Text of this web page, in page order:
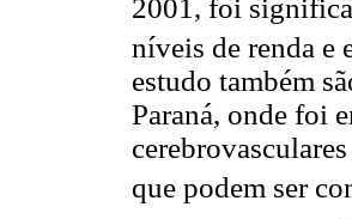
2001, foi
níveis de renda e
estudo também
Paraná, onde foi
que podem ser